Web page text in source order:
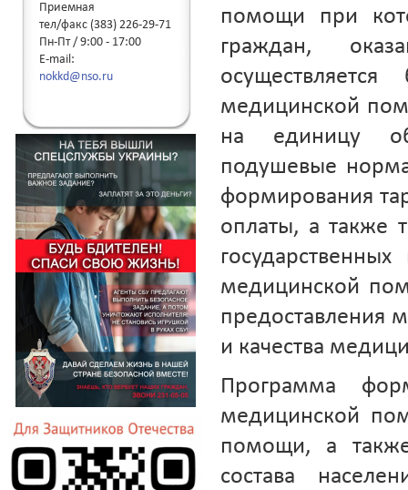
Приемная
тел/факс (383) 226-29-71
Пн-Пт / 9:00 - 17:00
E-mail:
nokkd@nso.ru
помощи при
граждан,
медицинской
на единицу
подушевые
формирования
оплаты, а также
медицинской
предоставления
и качества
Программа
медицинской
помощи, а также
состава